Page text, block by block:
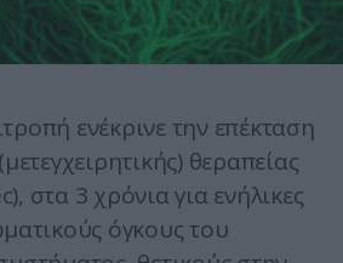
ενέκρινε την επέκταση
θεραπείας
στα 3 χρόνια για ενήλικες
όγκους του